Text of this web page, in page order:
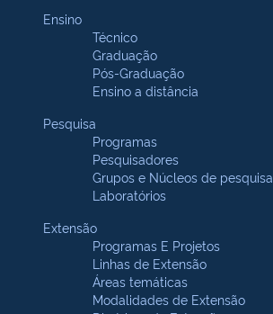
Ensino
Técnico
Graduação
Pós-Graduação
Ensino a distância
Pesquisa
Programas
Pesquisadores
Grupos e Núcleos de pesquisa
Laboratórios
Extensão
Programas E Projetos
Linhas de Extensão
Áreas temáticas
Modalidades de Extensão